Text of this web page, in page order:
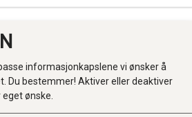
informasjonkapslene vi ønsker å
Du bestemmer! Aktiver eller deaktiver
ønske.